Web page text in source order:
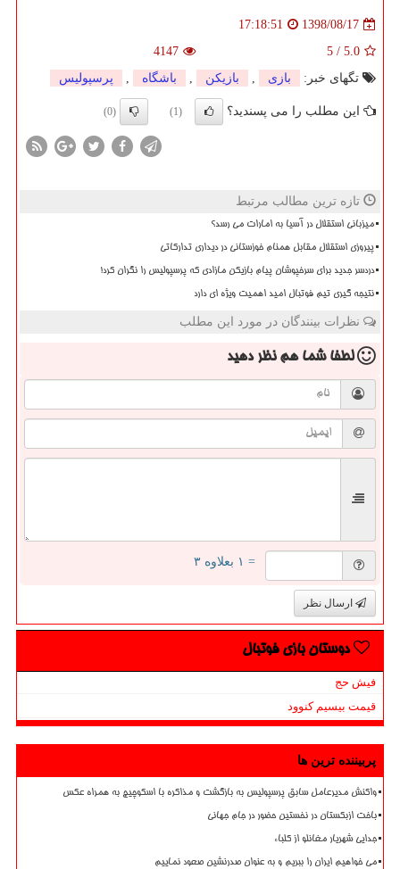
1398/08/17
17:18:51
5.0
/
5
4147
تگهای خبر:
بازی , بازیكن , باشگاه , پرسپولیس
این مطلب را می پسندید؟ (1)
(0)
تازه ترین مطالب مرتبط
میزبانی استقلال در آسیا به امارات می رسد؟
پیروزی استقلال مقابل همنام خوزستانی در دیداری تدارکاتی
دردسر جدید برای سرخپوشان پیام بازیکن مازادی که پرسپولیس را نگران کرد!
نتیجه گیری تیم فوتبال امید اهمیت ویژه ای دارد
نظرات بینندگان در مورد این مطلب
لطفا شما همنظر دهید
= ۱ بعلاوه ۳
ارسال نظر
دوستان بازی فوتبال
فیش حج
قیمت بیسیم کنوود
پربیننده ترین ها
واکنش مدیرعامل سابق پرسپولیس به بازگشت و مذاکره با اسکوچیچ به همراه عکس
باخت ازبکستان در نخستین حضور در جام جهانی
جدایی شهریار مغانلو از کلباء
می خواهیم ایران را ببریم و به عنوان صدرنشین صعود نماییم